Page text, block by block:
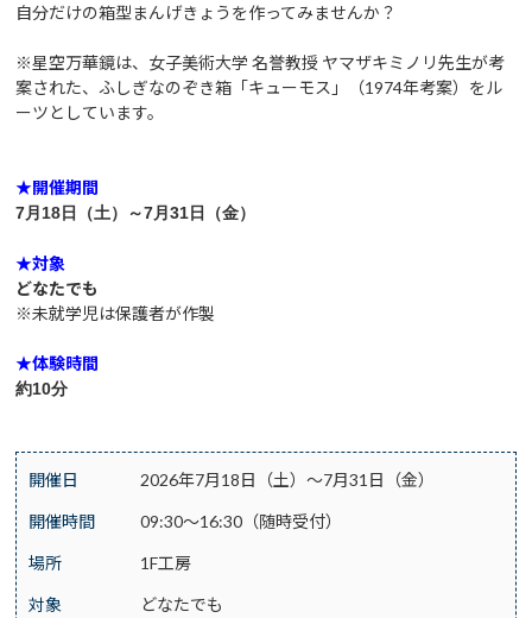
自分だけの箱型まんげきょうを作ってみませんか？
※星空万華鏡は、女子美術大学 名誉教授 ヤマザキミノリ先生が考
案された、ふしぎなのぞき箱「キューモス」（1974年考案）をル
ーツとしています。
★開催期間
7月18日（土）～7月31日 （金）
★対象
どなたでも
※未就学児は保護者が作製
★体験時間
約10分
開催日 2026年7月18日（土）～7月31日（金）
開催時間 09:30～16:30（随時受付）
場所 1F工房
対象 どなたでも